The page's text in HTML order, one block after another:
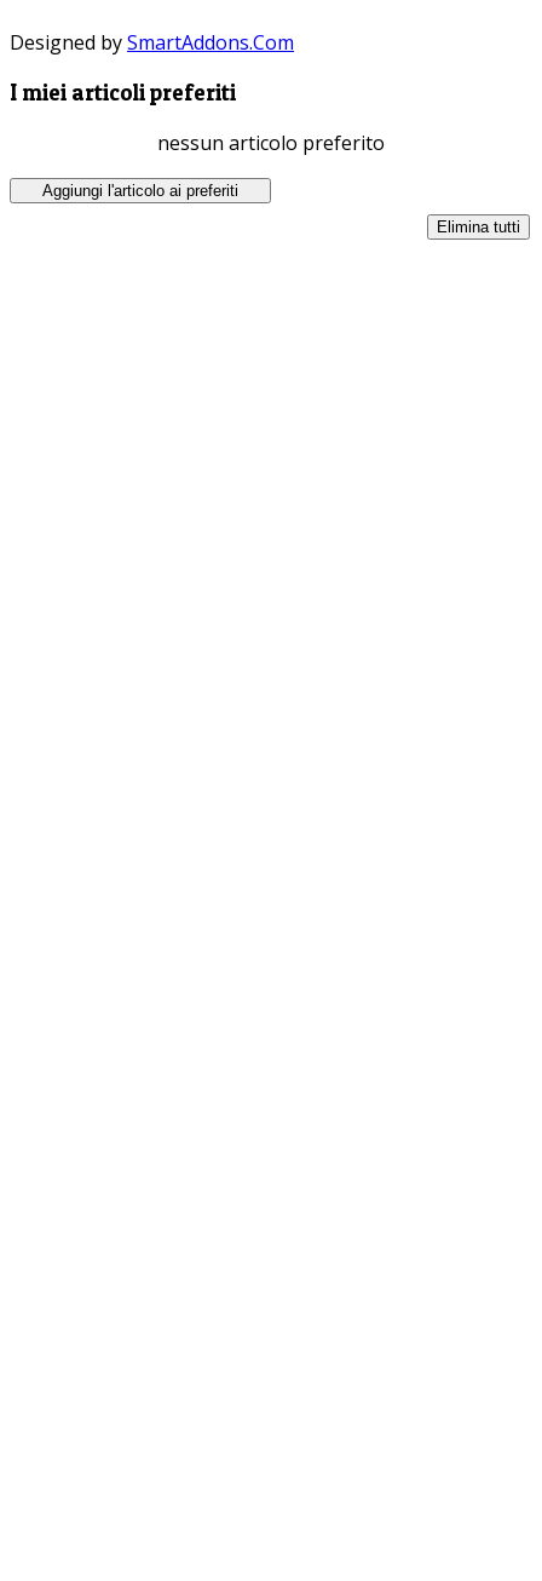
Designed bySmartAddons.Com
I miei articoli preferiti
nessun articolo preferito